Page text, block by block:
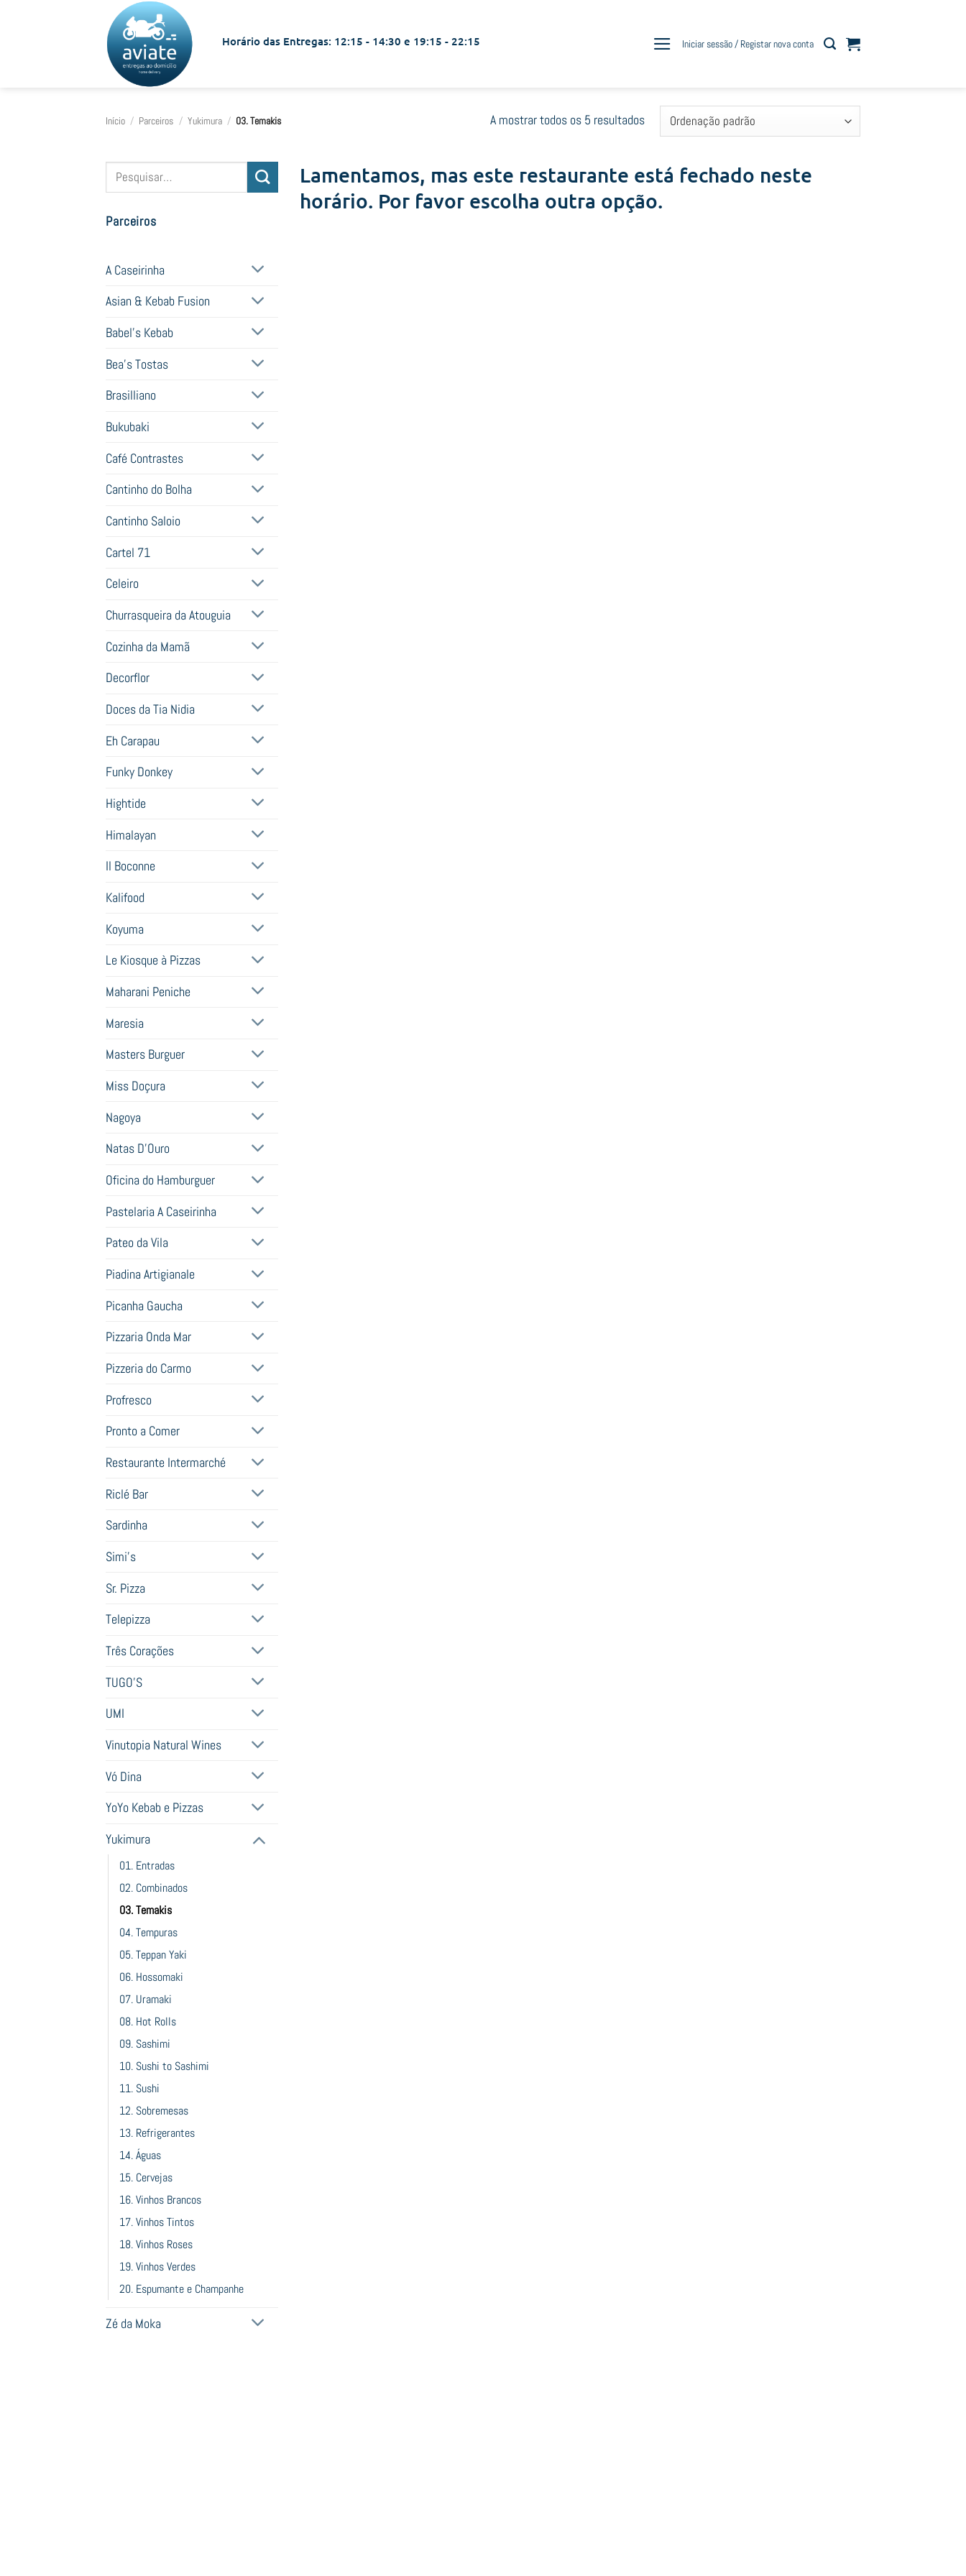
Horário das Entregas: 12:15 - 14:30 e 19:15 - 22:15 Iniciar sessão / Registar nova conta
Início / Parceiros / Yukimura / 03. Temakis A mostrar todos os 5 resultados
Pesquisar
Parceiros
A Caseirinha
Asian & Kebab Fusion
Babel's Kebab
Bea's Tostas
Brasilliano
Bukubaki
Café Contrastes
Cantinho do Bolha
Cantinho Saloio
Cartel 71
Celeiro
Churrasqueira da Atouguia
Cozinha da Mamã
Decorflor
Doces da Tia Nidia
Eh Carapau
Funky Donkey
Hightide
Himalayan
Il Boconne
Kalifood
Koyuma
Le Kiosque à Pizzas
Maharani Peniche
Maresia
Masters Burguer
Miss Doçura
Nagoya
Natas D'Ouro
Oficina do Hamburguer
Pastelaria A Caseirinha
Pateo da Vila
Piadina Artigianale
Picanha Gaucha
Pizzaria Onda Mar
Pizzeria do Carmo
Profresco
Pronto a Comer
Restaurante Intermarché
Riclé Bar
Sardinha
Simi's
Sr. Pizza
Telepizza
Três Corações
TUGO'S
UMI
Vinutopia Natural Wines
Vó Dina
YoYo Kebab e Pizzas
Yukimura
01. Entradas
02. Combinados
03. Temakis
04. Tempuras
05. Teppan Yaki
06. Hossomaki
07. Uramaki
08. Hot Rolls
09. Sashimi
10. Sushi to Sashimi
11. Sushi
12. Sobremesas
13. Refrigerantes
14. Águas
15. Cervejas
16. Vinhos Brancos
17. Vinhos Tintos
18. Vinhos Roses
19. Vinhos Verdes
20. Espumante e Champanhe
Zé da Moka
Lamentamos, mas este restaurante está fechado neste
horário. Por favor escolha outra opção.